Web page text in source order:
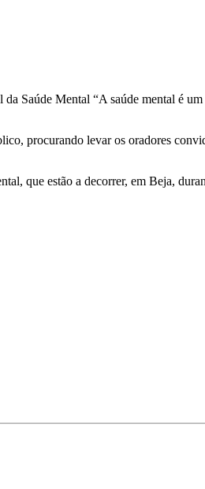
Saúde Mental “A saúde mental é
procurando levar os oradores
que estão a decorrer, em Beja,